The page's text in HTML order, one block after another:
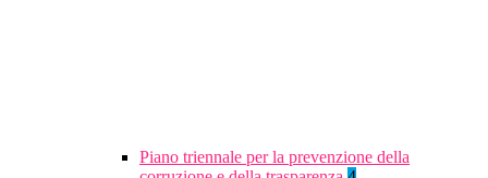
Piano triennale per la prevenzione della